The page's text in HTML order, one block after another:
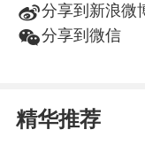
t分享到新浪微
w分享到微信
精华推荐